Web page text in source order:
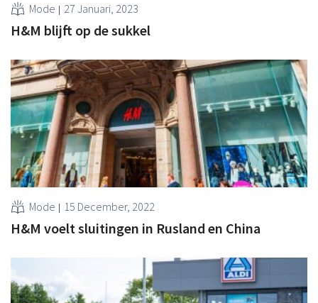
Mode 27 Januari, 2023
H&M blijft op de sukkel
Mode 15 December, 2022
H&M voelt sluitingen in Rusland en China